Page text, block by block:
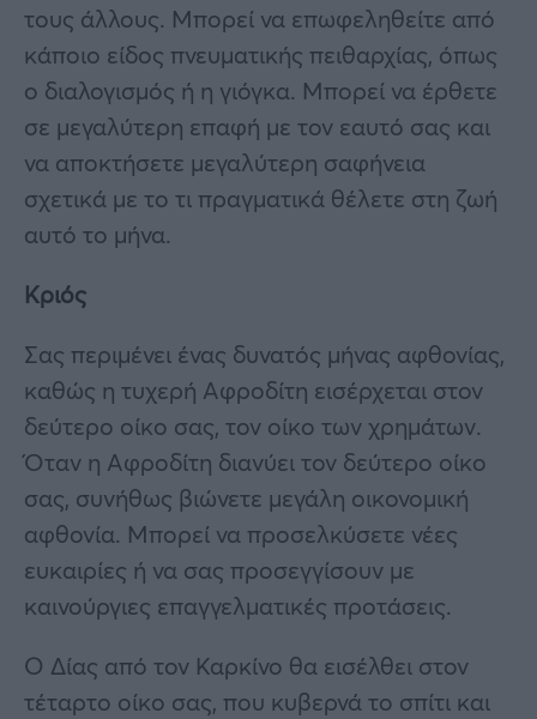
τους άλλους. Μπορεί να επωφεληθείτε από
κάποιο είδος πνευματικής πειθαρχίας, όπως
ο διαλογισμός ή η γιόγκα. Μπορεί να έρθετε
σε μεγαλύτερη επαφή με τον εαυτό σας και
να αποκτήσετε μεγαλύτερη σαφήνεια
σχετικά με το τι πραγματικά θέλετε στη ζωή
αυτό το μήνα.
Κριός
Σας περιμένει ένας δυνατός μήνας αφθονίας,
καθώς η τυχερή Αφροδίτη εισέρχεται στον
δεύτερο οίκο σας, τον οίκο των χρημάτων.
Όταν η Αφροδίτη διανύει τον δεύτερο οίκο
σας, συνήθως βιώνετε μεγάλη οικονομική
αφθονία. Μπορεί να προσελκύσετε νέες
ευκαιρίες ή να σας προσεγγίσουν με
καινούργιες επαγγελματικές προτάσεις.
Ο Δίας από τον Καρκίνο θα εισέλθει στον
τέταρτο οίκο σας, που κυβερνά το σπίτι και